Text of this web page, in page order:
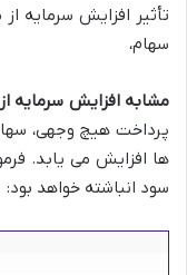
تأثیر افزایش سرمایه
سهام،
مشابه افزایش سرمایه
پرداخت هیچ وجهی،
سود انباشته خواهد بود: